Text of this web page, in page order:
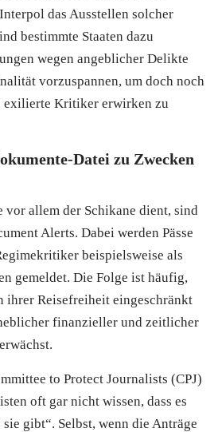
das Ausstellen solcher
bestimmte Staaten dazu
wegen angeblicher Delikte
vorzuspannen, um doch noch
exilierte Kritiker erwirken zu
Datei zu Zwecken
vor allem der Schikane dient, sind
Alerts. Dabei werden Pässe
beispielsweise als
gemeldet. Die Folge ist häufig,
ihrer Reisefreiheit eingeschränkt
finanzieller und zeitlicher
to Protect Journalists (CPJ)
oft gar nicht wissen, dass es
gibt“. Selbst, wenn die Anträge